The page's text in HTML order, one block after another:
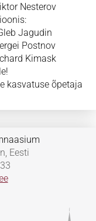
Nesterov
Jagudin
Postnov
Kimask
kasvatuse õpetaja
Eesti